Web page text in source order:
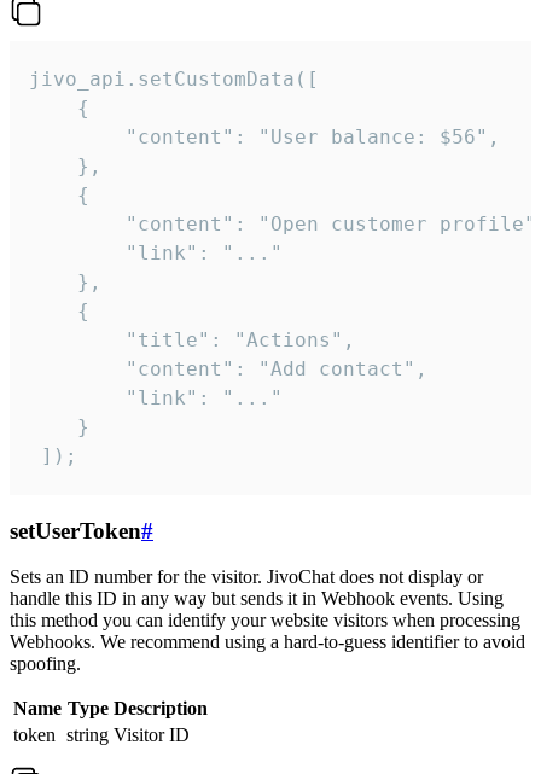
jivo_api.setCustomData([
    {
        "content": "User balance: $56",
    },
    {
"content": "Open customer
        "link": "..."
    },
    {
        "title": "Actions",
        "content": "Add contact",
        "link": "..."
    }
]);
setUserToken#
Sets an ID number for the visitor. JivoChat does not display or
handle this ID in any way but sends it in Webhook events. Using
this method you can identify your website visitors when processing
Webhooks. We recommend using a hard-to-guess identifier to avoid
spoofing.
Name Type Description
token string Visitor ID